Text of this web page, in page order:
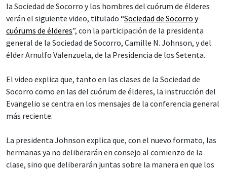
la Sociedad de Socorro y los hombres del cuórum de élderes
verán el siguiente video, titulado “Sociedad de Socorro y
cuórums de élderes”, con la participación de la presidenta
general de la Sociedad de Socorro, Camille N. Johnson, y del
élder Arnulfo Valenzuela, de la Presidencia de los Setenta.
El video explica que, tanto en las clases de la Sociedad de
Socorro como en las del cuórum de élderes, la instrucción del
Evangelio se centra en los mensajes de la conferencia general
más reciente.
La presidenta Johnson explica que, con el nuevo formato, las
hermanas ya no deliberarán en consejo al comienzo de la
clase, sino que deliberarán juntas sobre la manera en que los